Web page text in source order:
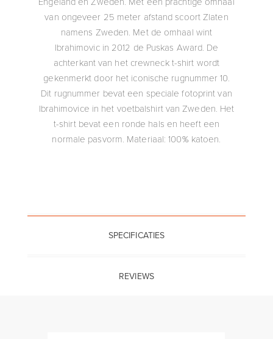
van ongeveer 25 meter afstand scoort Zlaten
namens Zweden. Met de omhaal wint
Ibrahimovic in 2012 de Puskas Award. De
achterkant van het crewneck t-shirt wordt
gekenmerkt door het iconische rugnummer 10.
Dit rugnummer bevat een speciale fotoprint van
Ibrahimovice in het voetbalshirt van Zweden. Het
t-shirt bevat een ronde hals en heeft een
normale pasvorm. Materiaal: 100% katoen.
SPECIFICATIES
REVIEWS